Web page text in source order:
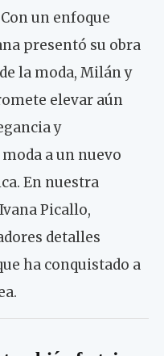
un enfoque
presentó su obra
la moda, Milán y
elevar aún
y
a un nuevo
En nuestra
Picallo,
detalles
ha conquistado a